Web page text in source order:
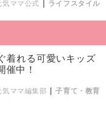
気ママ公式 ライフスタイル
着れる可愛いキッズ
中！
気ママ編集部 |子育て・教育